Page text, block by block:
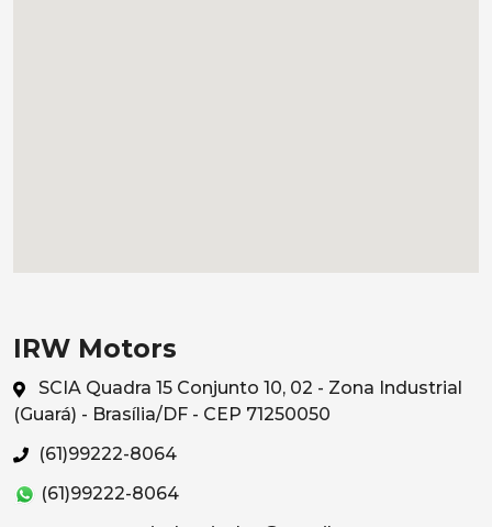
IRW Motors
SCIA Quadra 15 Conjunto 10, 02 - Zona Industrial
(Guará) - Brasília/DF - CEP 71250050
(61)99222-8064
(61)99222-8064